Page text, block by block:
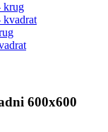
krug
kvadrat
600x600